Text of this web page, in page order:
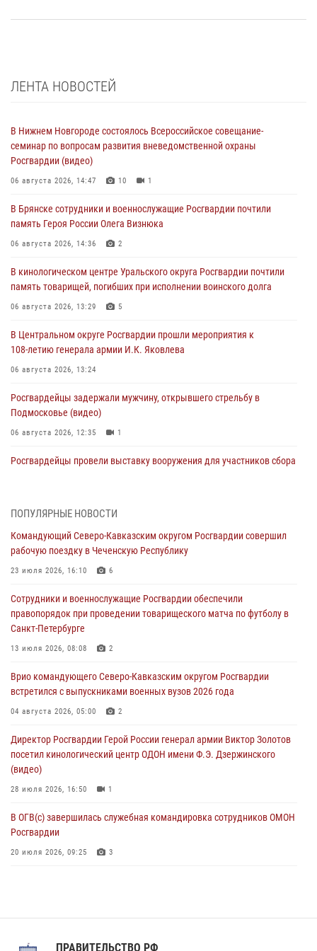
ЛЕНТА НОВОСТЕЙ
В Нижнем Новгороде состоялось Всероссийское совещание-
семинар по вопросам развития вневедомственной охраны
Росгвардии (видео)
06 августа 2026, 14:47 10 1
В Брянске сотрудники и военнослужащие Росгвардии почтили
память Героя России Олега Визнюка
06 августа 2026, 14:36 2
В кинологическом центре Уральского округа Росгвардии почтили
память товарищей, погибших при исполнении воинского долга
06 августа 2026, 13:29 5
В Центральном округе Росгвардии прошли мероприятия к
108‑летию генерала армии И.К. Яковлева
06 августа 2026, 13:24
Росгвардейцы задержали мужчину, открывшего стрельбу в
Подмосковье (видео)
06 августа 2026, 12:35 1
Росгвардейцы провели выставку вооружения для участников сбора
второй годовщине вторжения ВСУ на территорию области
06 августа 2026, 11:56
угрожавшего подростку травматическим пистолетом
06 августа 2026, 11:33 1
В Зауралье при содействии СОБР Росгвардии ликвидирована
06 августа 2026, 11:27
В Москве росгвардейцы задержали троих мужчин, устроивших
06 августа 2026, 11:20 1
ПОПУЛЯРНЫЕ НОВОСТИ
Командующий Северо-Кавказским округом Росгвардии совершил
рабочую поездку в Чеченскую Республику
23 июля 2026, 16:10 6
Сотрудники и военнослужащие Росгвардии обеспечили
правопорядок при проведении товарищеского матча по футболу в
Санкт-Петербурге
13 июля 2026, 08:08 2
Врио командующего Северо-Кавказским округом Росгвардии
встретился с выпускниками военных вузов 2026 года
04 августа 2026, 05:00 2
Директор Росгвардии Герой России генерал армии Виктор Золотов
посетил кинологический центр ОДОН имени Ф.Э. Дзержинского
(видео)
28 июля 2026, 16:50 1
В ОГВ(с) завершилась служебная командировка сотрудников ОМОН
Росгвардии
20 июля 2026, 09:25 3
ПРАВИТЕЛЬСТВО РФ